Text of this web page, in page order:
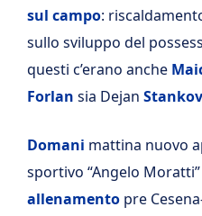
sul campo:
sullo sviluppo del
questi c’erano anche
Forlan sia Dejan
Domani mattina nuovo
sportivo “Angelo
allenamento pre